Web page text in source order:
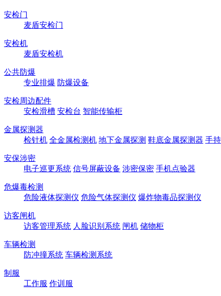
安检门
麦盾安检门
安检机
麦盾安检机
公共防爆
专业排爆 防爆设备
安检周边配件
安检滑槽 安检台 智能传输柜
金属探测器
检针机 全金属检测机 地下金属探测 鞋底金属探测器 手
安保涉密
电子巡更系统 信号屏蔽设备 涉密保密 手机点验器
危爆毒检测
危险液体探测仪 危险气体探测仪 爆炸物毒品探测仪
访客闸机
访客管理系统 人脸识别系统 闸机 储物柜
车辆检测
防冲撞系统 车辆检测系统
制服
工作服 作训服